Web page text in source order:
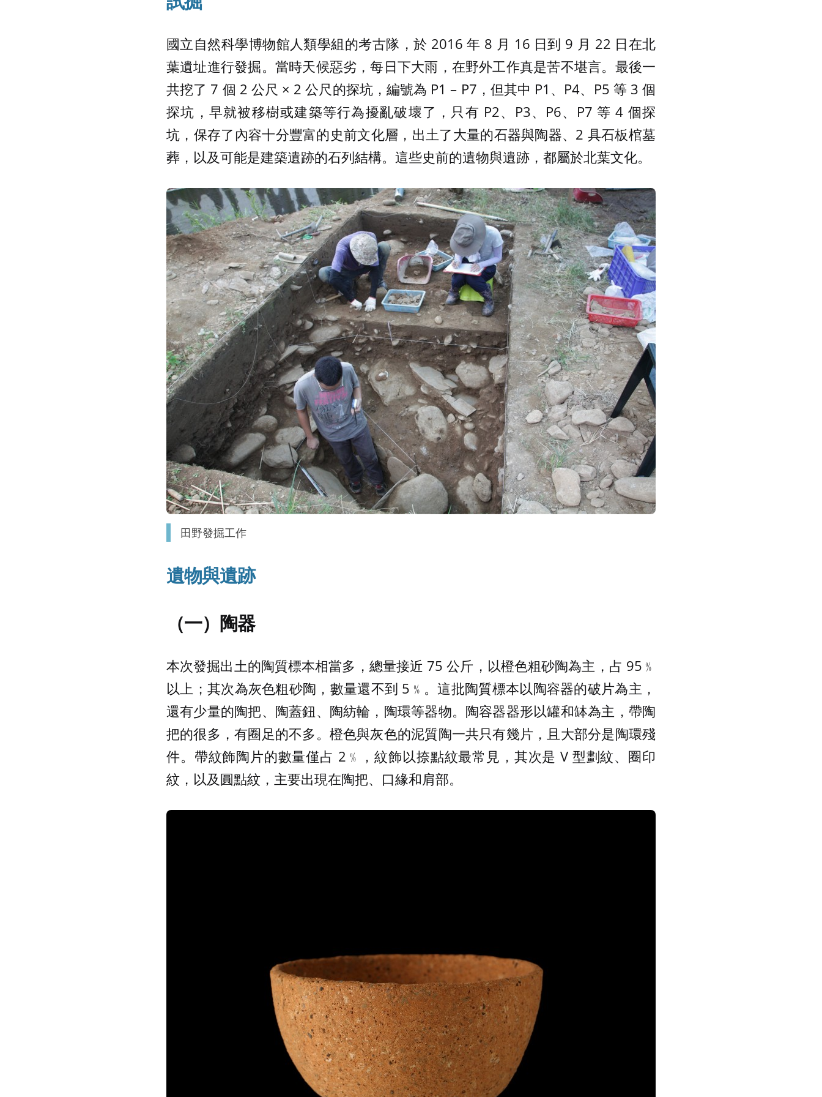
國立自然科學博物館人類學組的考古隊，於 2016 年 8 月 16 日到 9 月 22 日在北
葉遺址進行發掘。當時天候惡劣，每日下大雨，在野外工作真是苦不堪言。最後一
共挖了 7 個 2 公尺 × 2 公尺的探坑，編號為 P1 – P7，但其中 P1、P4、P5 等 3 個
探坑，早就被移樹或建築等行為擾亂破壞了，只有 P2、P3、P6、P7 等 4 個探
坑，保存了內容十分豐富的史前文化層，出土了大量的石器與陶器、2 具石板棺墓
葬，以及可能是建築遺跡的石列結構。這些史前的遺物與遺跡，都屬於北葉文化。
田野發掘工作
遺物與遺跡
（一）陶器
本次發掘出土的陶質標本相當多，總量接近 75 公斤，以橙色粗砂陶為主，占 95﹪
以上；其次為灰色粗砂陶，數量還不到 5﹪。這批陶質標本以陶容器的破片為主，
還有少量的陶把、陶蓋鈕、陶紡輪，陶環等器物。陶容器器形以罐和缽為主，帶陶
把的很多，有圈足的不多。橙色與灰色的泥質陶一共只有幾片，且大部分是陶環殘
件。帶紋飾陶片的數量僅占 2﹪，紋飾以捺點紋最常見，其次是 V 型劃紋、圈印
紋，以及圓點紋，主要出現在陶把、口緣和肩部。